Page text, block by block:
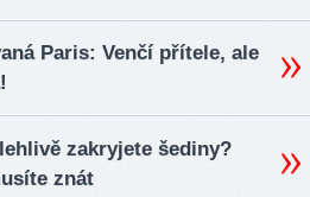
Paris: Venčí přítele, ale
zakryjete šediny?
znát